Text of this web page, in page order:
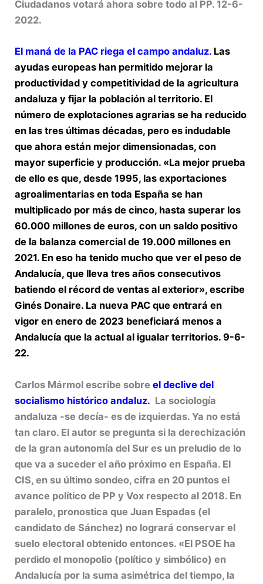
Ciudadanos votará ahora sobre todo al PP. 12-6-
2022.
El maná de la PAC riega el campo andaluz. Las
ayudas europeas han permitido mejorar la
productividad y competitividad de la agricultura
andaluza y fijar la población al territorio. El
número de explotaciones agrarias se ha reducido
en las tres últimas décadas, pero es indudable
que ahora están mejor dimensionadas, con
mayor superficie y producción. «La mejor prueba
de ello es que, desde 1995, las exportaciones
agroalimentarias en toda España se han
multiplicado por más de cinco, hasta superar los
60.000 millones de euros, con un saldo positivo
de la balanza comercial de 19.000 millones en
2021. En eso ha tenido mucho que ver el peso de
Andalucía, que lleva tres años consecutivos
batiendo el récord de ventas al exterior», escribe
Ginés Donaire. La nueva PAC que entrará en
vigor en enero de 2023 beneficiará menos a
Andalucía que la actual al igualar territorios. 9-6-
22.
Carlos Mármol escribe sobreel declive del
socialismo histórico andaluz. La sociología
andaluza -se decía- es de izquierdas. Ya no está
tan claro. El autor se pregunta si la derechización
de la gran autonomía del Sur es un preludio de lo
que va a suceder el año próximo en España. El
CIS, en su último sondeo, cifra en 20 puntos el
avance político de PP y Vox respecto al 2018. En
paralelo, pronostica que Juan Espadas (el
candidato de Sánchez) no logrará conservar el
suelo electoral obtenido entonces. «El PSOE ha
perdido el monopolio (político y simbólico) en
Andalucía por la suma asimétrica del tiempo, la